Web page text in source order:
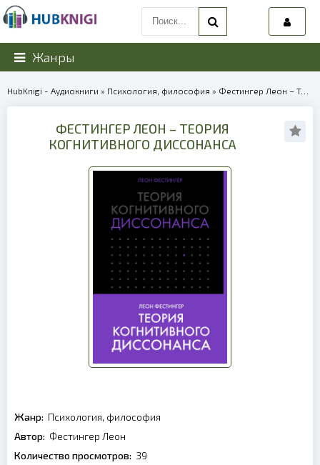
Жанры
HubKnigi - Аудиокниги » Психология, философия » Фестингер Леон – Теория когнитивного диссонанса | 40252
ФЕСТИНГЕР ЛЕОН – ТЕОРИЯ
КОГНИТИВНОГО ДИССОНАНСА
Жанр: Психология, философия
Автор: Фестингер Леон
Количество просмотров: 39